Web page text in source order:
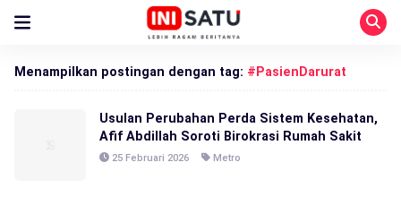
Menampilkan postingan dengan tag: #PasienDarurat
Usulan Perubahan Perda Sistem Kesehatan,
Afif Abdillah Soroti Birokrasi Rumah Sakit
25 Februari 2026 Metro